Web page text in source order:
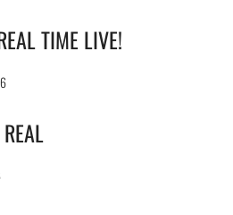
TIME LIVE!